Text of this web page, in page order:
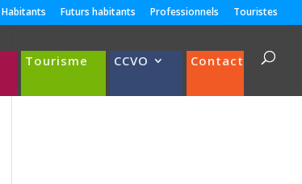
Habitants Futurs habitants Professionnels Touristes
Tourisme CCVO Contact